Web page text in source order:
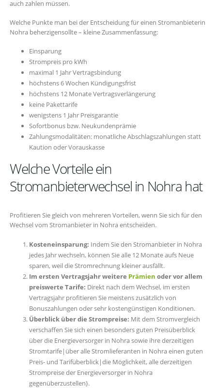
auch zahlen müssen.
Welche Punkte man bei der Entscheidung für einen Stromanbieterin
Nohra beherzigensollte – kleine Zusammenfassung:
Einsparung
Strompreis pro kWh
maximal 1 Jahr Vertragsbindung
höchstens 6 Wochen Kündigungsfrist
höchstens 12 Monate Vertragsverlängerung
keine Pakettarife
wenigstens 1 Jahr Preisgarantie
Sofortbonus bzw. Neukundenprämie
Zahlungsmodalitäten: monatliche Abschlagszahlungen statt
Kaution oder Vorauskasse
Welche Vorteile ein
Stromanbieterwechsel in Nohra hat
Profitieren Sie gleich von mehreren Vorteilen, wenn Sie sich für den
Wechsel vom Stromanbieter in Nohra entscheiden.
Kosteneinsparung: Indem Sie den Stromanbieter in Nohra
jedes Jahr wechseln, können Sie alle 12 Monate aufs Neue
sparen, weil die Stromrechnung kleiner ausfällt.
Im ersten Vertragsjahr weitere Prämien oder vor allem
preiswerte Tarife: Direkt nach dem Wechsel, im ersten
Vertragsjahr profitieren Sie meistens zusätzlich von
Bonuszahlungen oder sehr kostengünstigen Konditionen.
Überblick über die Strompreise: Mit dem Stromvergleich
verschaffen Sie sich einen besonders guten Preisüberblick
über die Energieversorger in Nohra sowie ihre derzeitigen
Stromtarife|über alle Stromlieferanten in Nohra einen guten
Preis- und Tarifüberblick|die Möglichkeit, alle derzeitigen
Strompreise der Energieversorger in Nohra
gegenüberzustellen}.